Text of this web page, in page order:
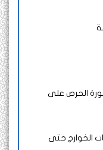
الحرص على
الخوارج حتى